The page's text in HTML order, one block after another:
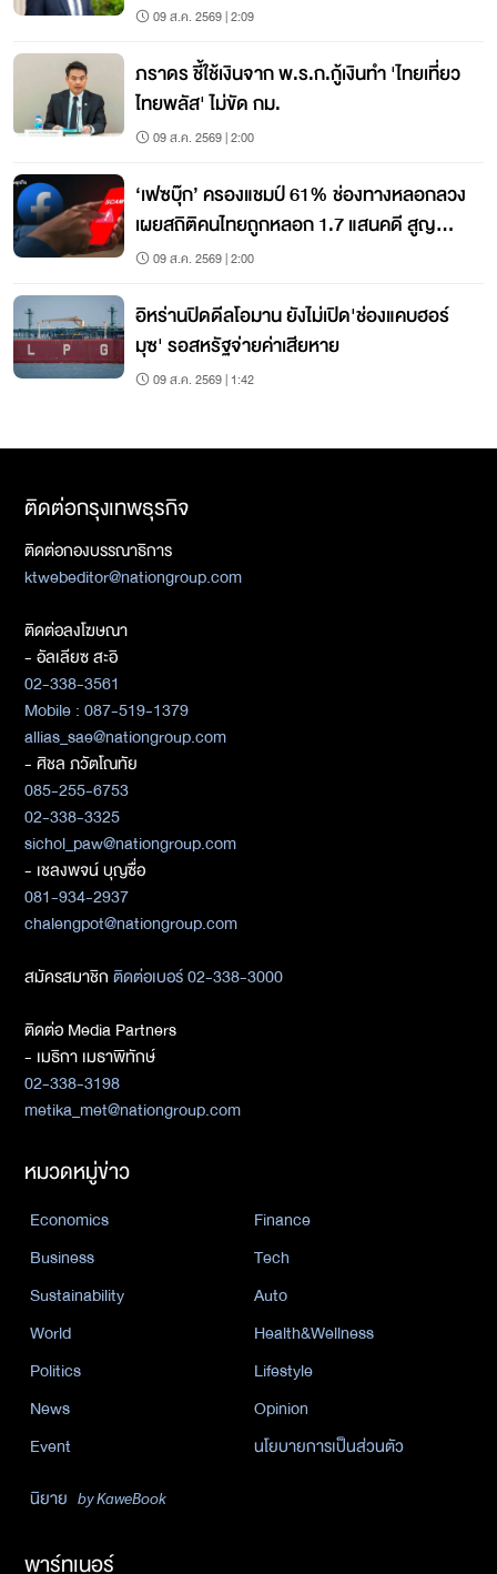
09 ส.ค. 2569 | 2:09
ภราดร ชี้ใช้เงินจาก พ.ร.ก.กู้เงินทำ 'ไทยเที่ยว
ไทยพลัส' ไม่ขัด กม.
09 ส.ค. 2569 | 2:00
‘เฟซบุ๊ก’ ครองแชมป์ 61% ช่องทางหลอกลวง
เผยสถิติคนไทยถูกหลอก 1.7 แสนคดี สูญ
9,000 ล้านบ.
09 ส.ค. 2569 | 2:00
อิหร่านปิดดีลโอมาน ยังไม่เปิด'ช่องแคบฮอร์
มุซ' รอสหรัฐจ่ายค่าเสียหาย
09 ส.ค. 2569 | 1:42
ติดต่อกรุงเทพธุรกิจ
ติดต่อกองบรรณาธิการ
ktwebeditor@nationgroup.com
ติดต่อลงโฆษณา
- อัลเลียซ สะอิ
02-338-3561
Mobile : 087-519-1379
allias_sae@nationgroup.com
- ศิชล ภวัตโณทัย
085-255-6753
02-338-3325
sichol_paw@nationgroup.com
- เชลงพจน์ บุญซื่อ
081-934-2937
chalengpot@nationgroup.com
สมัครสมาชิกติดต่อเบอร์ 02-338-3000
ติดต่อ Media Partners
- เมธิกา เมธาพิทักษ์
02-338-3198
metika_met@nationgroup.com
หมวดหมู่ข่าว
Economics
Finance
Business
Tech
Sustainability
Auto
World
Health&Wellness
Politics
Lifestyle
News
Opinion
Event
นโยบายการเป็นส่วนตัว
นิยาย by KaweBook
พาร์ทเนอร์